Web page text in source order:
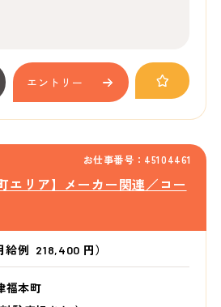
エントリー
お仕事番号：45104461
エリア】メーカー関連／コー
給例 218,400 円）
福本町